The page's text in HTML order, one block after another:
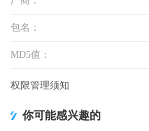
包名：
MD5值：
权限管理须知
你可能感兴趣的